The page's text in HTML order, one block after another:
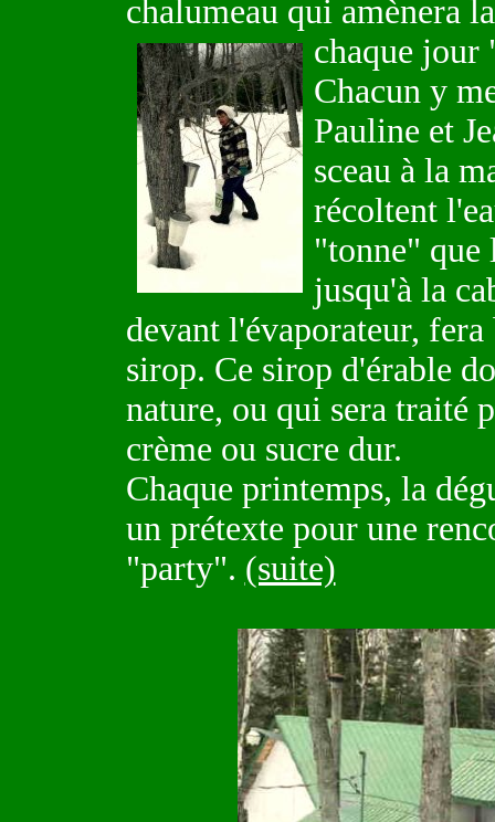
chalumeau qui amènera
chaque jour
Chacun y
Pauline et
sceau à la
récoltent
"tonne" que
jusqu'à la
devant l'évaporateur,
sirop. Ce sirop d'érable
nature, ou qui sera traité
crème ou sucre dur.
Chaque printemps, la
un prétexte pour une
"party". (suite)